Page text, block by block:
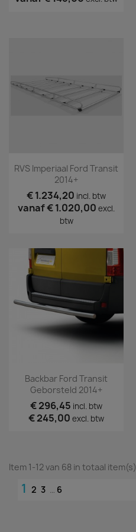
RVS Imperiaal Ford Transit
2014+
€ 1.234,20 incl. btw
vanaf€ 1.020,00 excl.
btw
Backbar Ford Transit
Geborsteld 2014+
€ 296,45 incl. btw
€ 245,00 excl. btw
Item 1-12 van 68 in totaal item(s)
1 2 3 … 6